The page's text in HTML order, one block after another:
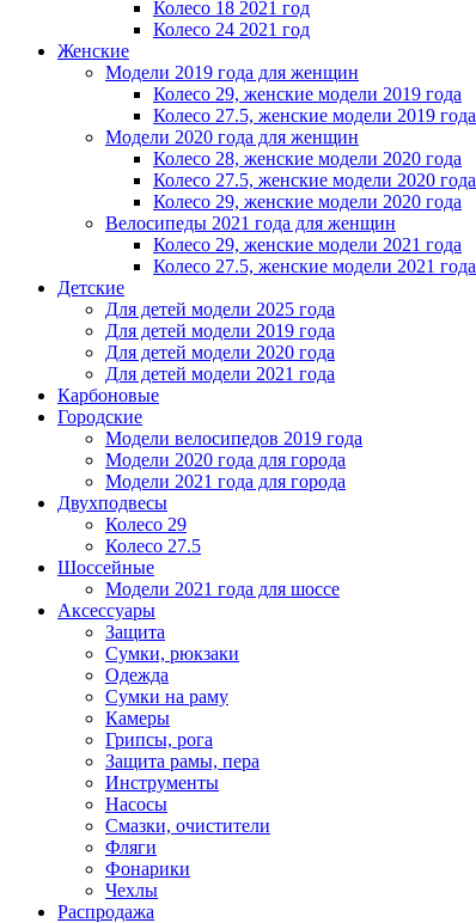
Колесо 18 2021 год
Колесо 24 2021 год
Женскиe
Модели 2019 года для женщин
Колесо 29, женские модели 2019 года
Колесо 27.5, женские модели 2019 года
Модели 2020 года для женщин
Колесо 28, женские модели 2020 года
Колесо 27.5, женские модели 2020 года
Колесо 29, женские модели 2020 года
Велосипеды 2021 года для женщин
Колесо 29, женские модели 2021 года
Колесо 27.5, женские модели 2021 года
Детские
Для детей модели 2025 года
Для детей модели 2019 года
Для детей модели 2020 года
Для детей модели 2021 года
Карбоновые
Городские
Модели велосипедов 2019 года
Модели 2020 года для города
Модели 2021 года для города
Двухподвесы
Колесо 29
Колесо 27.5
Шоссейные
Модели 2021 года для шоссе
Аксессуары
Защита
Сумки, рюкзаки
Одежда
Сумки на раму
Камеры
Грипсы, рога
Защита рамы, пера
Инструменты
Насосы
Смазки, очистители
Фляги
Фонарики
Чехлы
Распродажа